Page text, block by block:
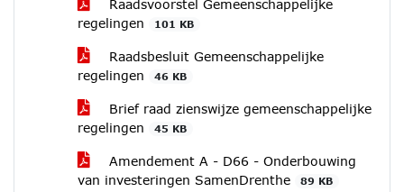
Raadsvoorstel Gemeenschappelijke
regelingen
101 KB
Raadsbesluit Gemeenschappelijke
regelingen
46 KB
Brief raad zienswijze gemeenschappelijke
regelingen
45 KB
Amendement A - D66 - Onderbouwing
van investeringen SamenDrenthe
89 KB